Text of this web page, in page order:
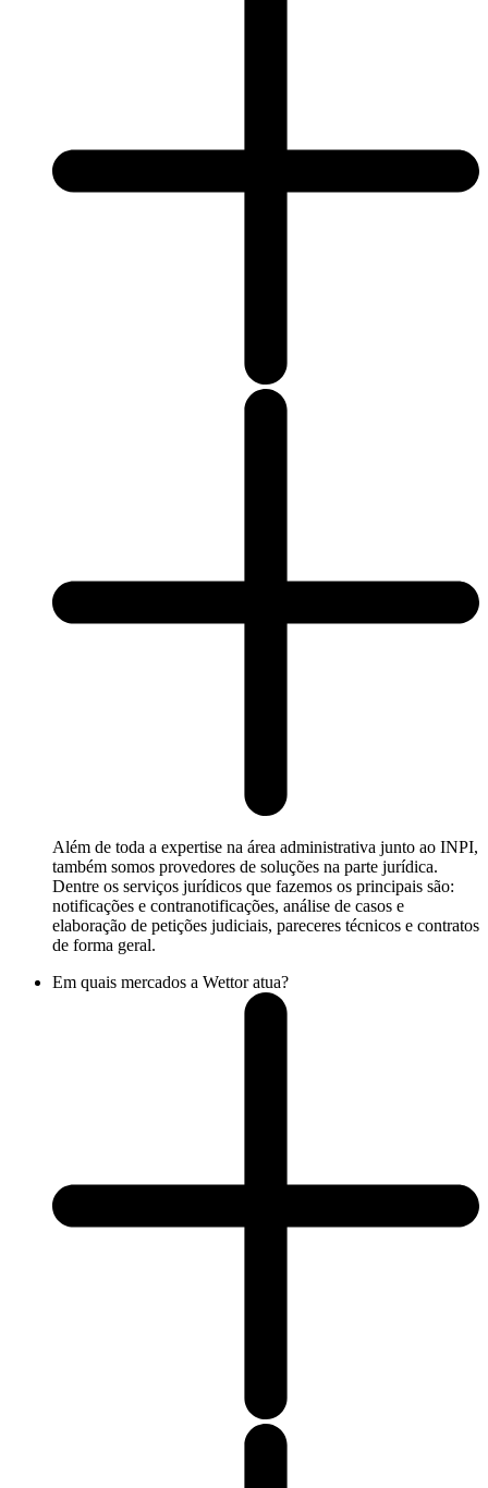
Além de toda a expertise na área administrativa junto ao INPI,
também somos provedores de soluções na parte jurídica.
Dentre os serviços jurídicos que fazemos os principais são:
notificações e contranotificações, análise de casos e
elaboração de petições judiciais, pareceres técnicos e contratos
de forma geral.
Em quais mercados a Wettor atua?